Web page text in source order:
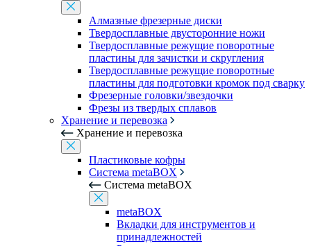
Алмазные фрезерные диски
Твердосплавные двусторонние ножи
Твердосплавные режущие поворотные
пластины для зачистки и скругления
Твердосплавные режущие поворотные
пластины для подготовки кромок под сварку
Фрезерные головки/звездочки
Фрезы из твердых сплавов
Хранение и перевозка
Хранение и перевозка
Пластиковые кофры
Система metaBOX
Система metaBOX
metaBOX
Вкладки для инструментов и
принадлежностей